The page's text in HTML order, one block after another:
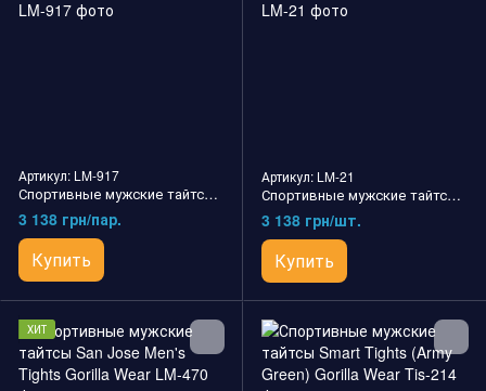
Артикул: LM-917
Спортивные мужские тайтсы Franklin Tights (Black/Camo) Gorilla Wear
3 138 грн/пар.
Купить
Артикул: LM-21
Спортивные мужские тайтсы Franklin Tights (Green Camo) Gorilla Wear
3 138 грн/шт.
Купить
ХИТ